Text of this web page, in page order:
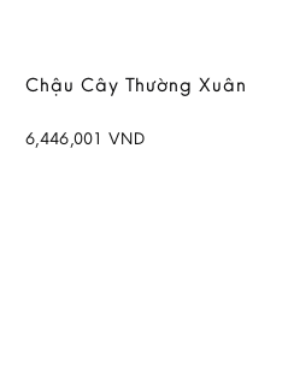
Chậu Cây Thường Xuân
6,446,001 VND